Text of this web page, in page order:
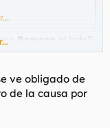
Ramona
al lado?
foto para tapar la
de la foto:
ve obligado de
de la causa por